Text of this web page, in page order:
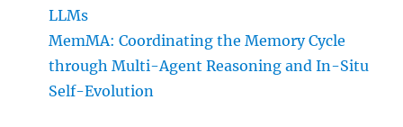
LLMs
MemMA: Coordinating the Memory Cycle
through Multi-Agent Reasoning and In-Situ
Self-Evolution